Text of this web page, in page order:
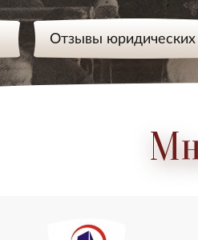
Отзывы